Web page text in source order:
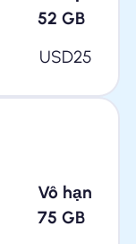
52 GB
USD25
Vô hạn
75 GB